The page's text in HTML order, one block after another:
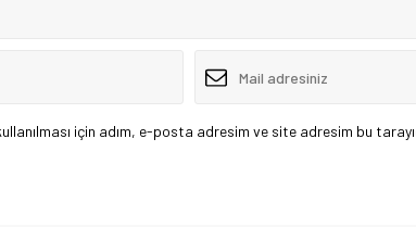
için adım, e-posta adresim ve site adresim bu